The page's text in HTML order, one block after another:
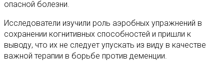
опасной болезни.
Исследователи изучили роль аэробных упражнений в
сохранении когнитивных способностей и пришли к
выводу, что их не следует упускать из виду в качестве
важной терапии в борьбе против деменции.